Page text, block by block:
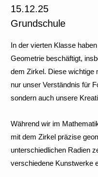
15.12.25
Grundschule
In der vierten Klasse
Geometrie beschäftigt,
dem Zirkel. Diese wichtige
nur unser Verständnis für
sondern auch unsere
Während wir im
mit dem Zirkel präzise
unterschiedlichen Radien
verschiedene Kunstwerke